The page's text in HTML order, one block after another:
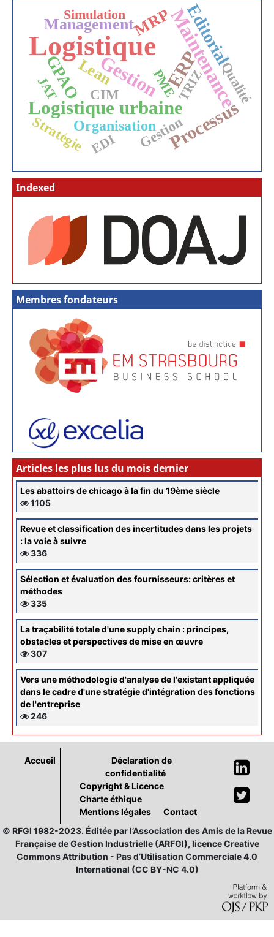
Logistique Maintenance
GestionERP
Logistique urbaineProcessus
Editorial
GPAO
MRP
Management
Lean
Organisation
CIM
Gestion
Stratégie
Qualité
Simulation
TRIZ
PME
EDI
JAT
Indexed
Membres fondateurs
Articles les plus lus du mois dernier
Les abattoirs de chicago à la fin du 19ème siècle
1105
Revue et classification des incertitudes dans les projets
: la voie à suivre
336
Sélection et évaluation des fournisseurs: critères et
méthodes
335
La traçabilité totale d'une supply chain : principes,
obstacles et perspectives de mise en œuvre
307
Vers une méthodologie d'analyse de l'existant appliquée
dans le cadre d'une stratégie d'intégration des fonctions
de l'entreprise
246
Accueil
Déclaration de
confidentialité
Copyright & Licence
Charte éthique
Mentions légales
Contact
© RFGI 1982-2023. Éditée par l’Association des Amis de la Revue
Française de Gestion Industrielle (ARFGI), licence Creative
Commons Attribution - Pas d’Utilisation Commerciale 4.0
International (CC BY-NC 4.0)